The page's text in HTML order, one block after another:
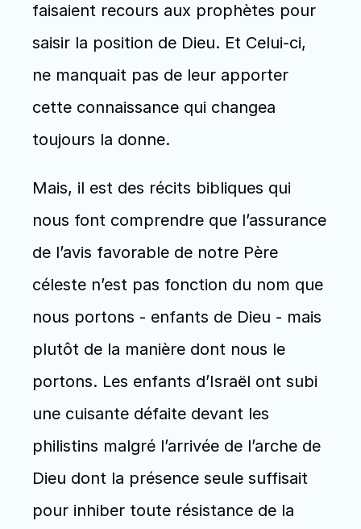
faisaient recours aux prophètes pour
saisir la position de Dieu. Et Celui-ci,
ne manquait pas de leur apporter
cette connaissance qui changea
toujours la donne.
Mais, il est des récits bibliques qui
nous font comprendre que l’assurance
de l’avis favorable de notre Père
céleste n’est pas fonction du nom que
nous portons - enfants de Dieu - mais
plutôt de la manière dont nous le
portons. Les enfants d’Israël ont subi
une cuisante défaite devant les
philistins malgré l’arrivée de l’arche de
Dieu dont la présence seule suffisait
pour inhiber toute résistance de la